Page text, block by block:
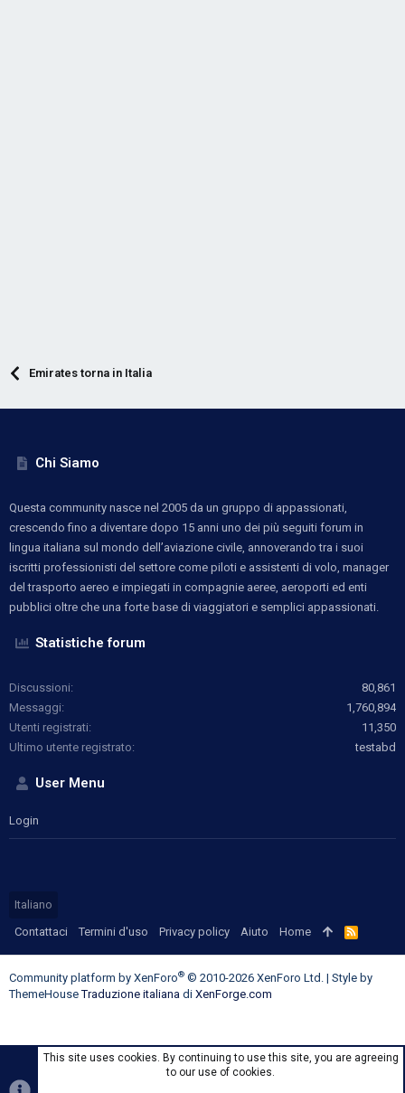
Emirates torna in Italia
Chi Siamo
Questa community nasce nel 2005 da un gruppo di appassionati,
crescendo fino a diventare dopo 15 anni uno dei più seguiti forum in
lingua italiana sul mondo dell’aviazione civile, annoverando tra i suoi
iscritti professionisti del settore come piloti e assistenti di volo, manager
del trasporto aereo e impiegati in compagnie aeree, aeroporti ed enti
pubblici oltre che una forte base di viaggiatori e semplici appassionati.
Statistiche forum
Discussioni
80,861
Messaggi
1,760,894
Utenti registrati
11,350
Ultimo utente registrato
testabd
User Menu
Login
Italiano
Contattaci
Termini d'uso Privacy policy Aiuto Home
R
S
Community platform by XenForo® © 2010-2026 XenForo Ltd. | Style by
ThemeHouse Traduzione italiana di XenForge.com
This site uses cookies. By continuing to use this site, you are agreeing
to our use of cookies.